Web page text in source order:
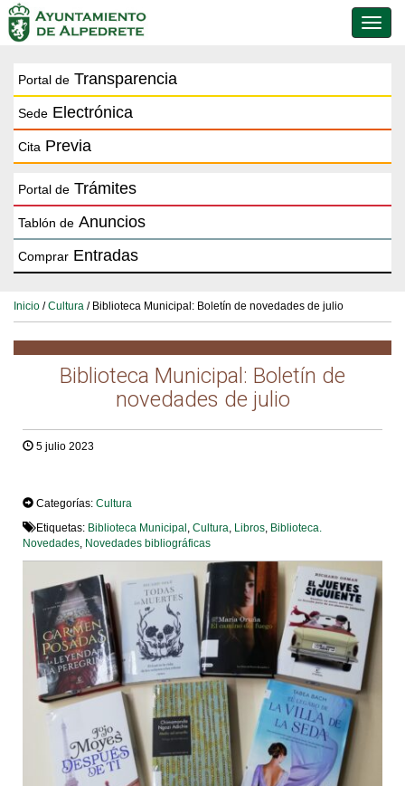
de
Portal de Transparencia
Sede Electrónica
Cita Previa
Portal de Trámites
Tablón de Anuncios
Comprar Entradas
Inicio /Cultura / Biblioteca Municipal: Boletín de novedades de julio
Biblioteca Municipal: Boletín de
novedades de julio
5 julio 2023
Categorías: Cultura
Etiquetas: Biblioteca Municipal Cultura Libros Biblioteca.
Novedades Novedades bibliográficas